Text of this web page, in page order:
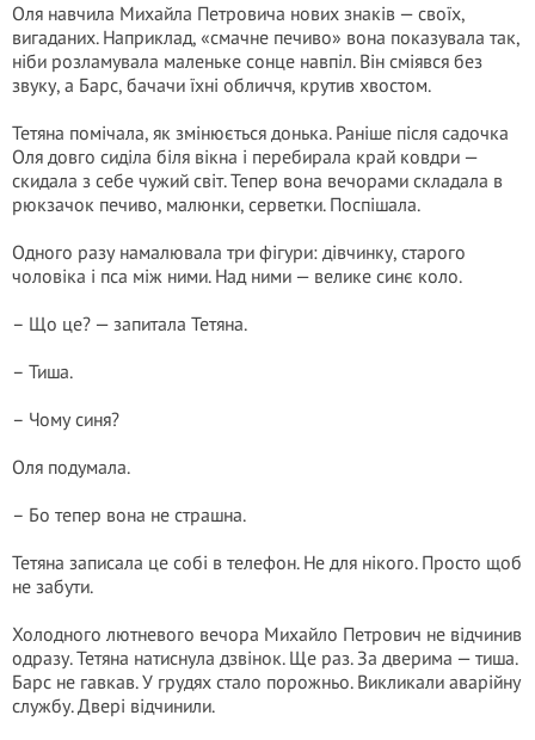
Оля навчила Михайла Петровича нових знаків — своїх,
вигаданих. Наприклад, «смачне печиво» вона показувала так,
ніби розламувала маленьке сонце навпіл. Він сміявся без
звуку, а Барс, бачачи їхні обличчя, крутив хвостом.
Тетяна помічала, як змінюється донька. Раніше після садочка
Оля довго сиділа біля вікна і перебирала край ковдри —
скидала з себе чужий світ. Тепер вона вечорами складала в
рюкзачок печиво, малюнки, серветки. Поспішала.
Одного разу намалювала три фігури: дівчинку, старого
чоловіка і пса між ними. Над ними — велике синє коло.
– Що це? — запитала Тетяна.
– Тиша.
– Чому синя?
Оля подумала.
– Бо тепер вона не страшна.
Тетяна записала це собі в телефон. Не для нікого. Просто щоб
не забути.
Холодного лютневого вечора Михайло Петрович не відчинив
одразу. Тетяна натиснула дзвінок. Ще раз. За дверима — тиша.
Барс не гавкав. У грудях стало порожньо. Викликали аварійну
службу. Двері відчинили.